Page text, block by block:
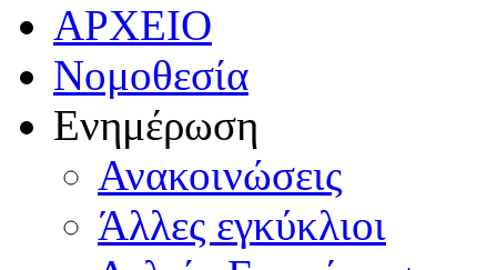
ΑΡΧΕΙΟ
Νομοθεσία
Ενημέρωση
Ανακοινώσεις
Άλλες εγκύκλιοι